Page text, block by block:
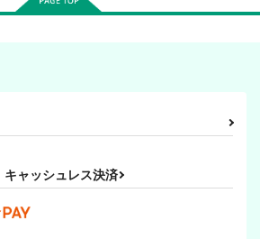
キャッシュレス決済